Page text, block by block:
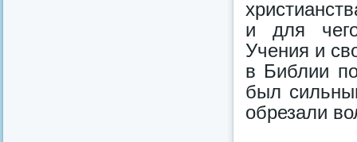
и для чего
Учения и
в Библии
был
обрезали